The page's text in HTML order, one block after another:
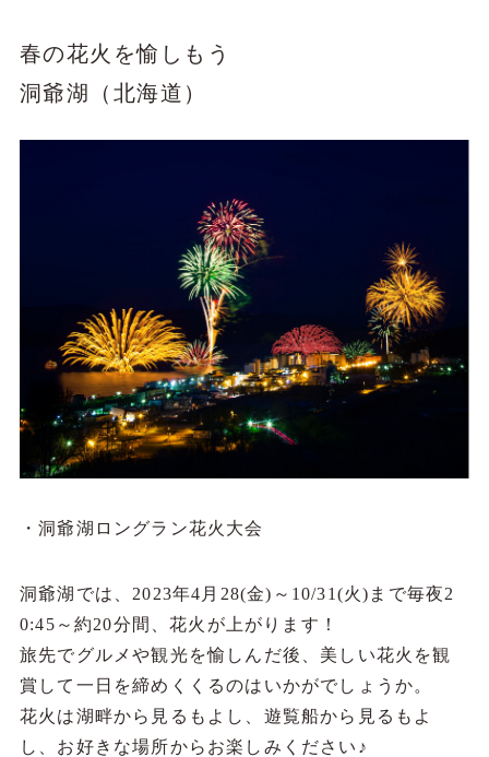
春の花火を愉しもう
洞爺湖（北海道）
・洞爺湖ロングラン花火大会
洞爺湖では、2023年4月28(金)～10/31(火)まで毎夜2
0:45～約20分間、花火が上がります！
旅先でグルメや観光を愉しんだ後、美しい花火を観
賞して一日を締めくくるのはいかがでしょうか。
花火は湖畔から見るもよし、遊覧船から見るもよ
し、お好きな場所からお楽しみください♪